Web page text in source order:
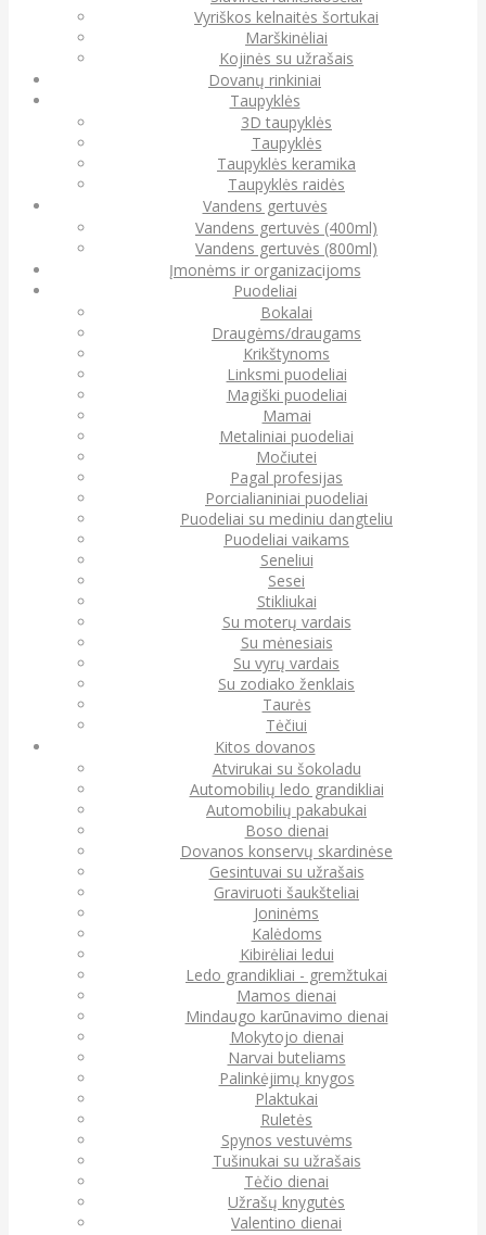
Vyriškos kelnaitės šortukai
Marškinėliai
Kojinės su užrašais
Dovanų rinkiniai
Taupyklės
3D taupyklės
Taupyklės
Taupyklės keramika
Taupyklės raidės
Vandens gertuvės
Vandens gertuvės (400ml)
Vandens gertuvės (800ml)
Įmonėms ir organizacijoms
Puodeliai
Bokalai
Draugėms/draugams
Krikštynoms
Linksmi puodeliai
Magiški puodeliai
Mamai
Metaliniai puodeliai
Močiutei
Pagal profesijas
Porcialianiniai puodeliai
Puodeliai su mediniu dangteliu
Puodeliai vaikams
Seneliui
Sesei
Stikliukai
Su moterų vardais
Su mėnesiais
Su vyrų vardais
Su zodiako ženklais
Taurės
Tėčiui
Kitos dovanos
Atvirukai su šokoladu
Automobilių ledo grandikliai
Automobilių pakabukai
Boso dienai
Dovanos konservų skardinėse
Gesintuvai su užrašais
Graviruoti šaukšteliai
Joninėms
Kalėdoms
Kibirėliai ledui
Ledo grandikliai - gremžtukai
Mamos dienai
Mindaugo karūnavimo dienai
Mokytojo dienai
Narvai buteliams
Palinkėjimų knygos
Plaktukai
Ruletės
Spynos vestuvėms
Tušinukai su užrašais
Tėčio dienai
Užrašų knygutės
Valentino dienai